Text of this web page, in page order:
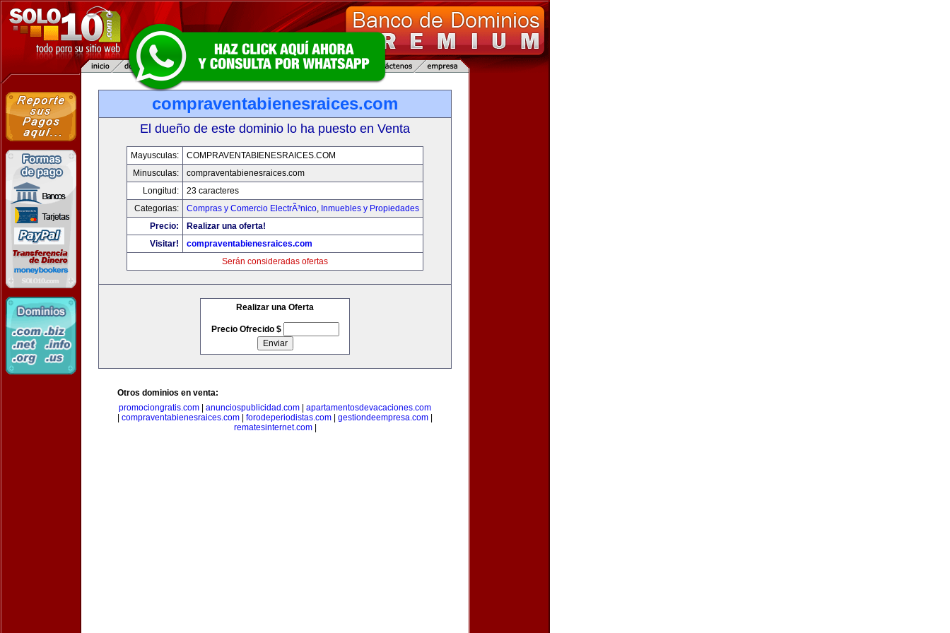
compraventabienesraices.com
El dueño de este dominio lo ha puesto en Venta
Mayusculas:
COMPRAVENTABIENESRAICES.COM
Minusculas:
compraventabienesraices.com
Longitud:
23 caracteres
Categorias:
Compras y Comercio ElectrÃ³nico, Inmuebles y Propiedades
Precio:
Realizar una oferta!
Visitar!
compraventabienesraices.com
Serán consideradas ofertas
Realizar una Oferta
Precio Ofrecido $
Otros dominios en venta:
promociongratis.com
anunciospublicidad.com
apartamentosdevacaciones.com
compraventabienesraices.com forodeperiodistas.com gestiondeempresa.com
rematesinternet.com|